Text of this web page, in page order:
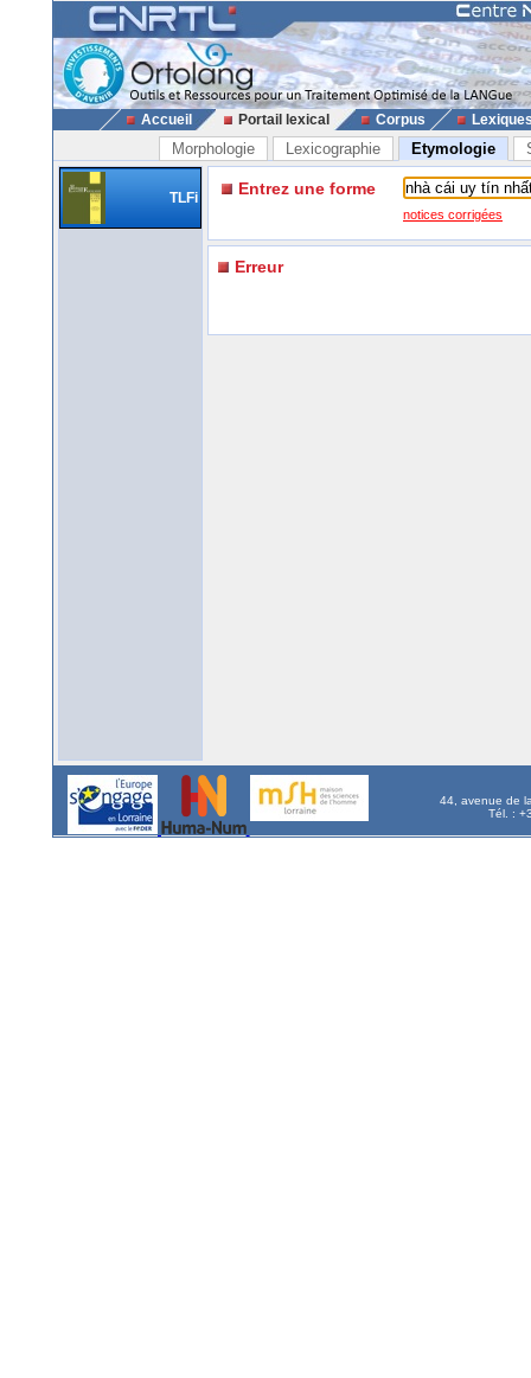
Accueil Portail lexical Corpus
Morphologie Lexicographie Etymologie
TLFi Entrez une forme
notices corrigées
Erreur
44, avenue de
Tél. :